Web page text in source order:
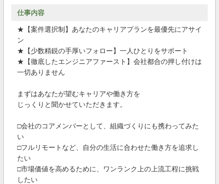
仕事内容
★【案件選択制】あなたのキャリアプランを最優先にアサイ
ン
★【少数精鋭の手厚いフォロー】一人ひとりをサポート
★【徹底したエンジニアファースト】会社都合の押し付けは
一切ありません
まずはあなたが望むキャリアや働き方を
じっくりと聞かせていただきます。
□会社のコアメンバーとして、組織づくりにも携わってみた
い
□フルリモートなど、自分の生活に合わせた働き方を追求し
たい
□市場価値を高めるために、ワンランク上の上流工程に挑戦
したい